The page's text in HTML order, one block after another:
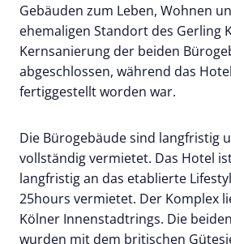
Gebäuden zum Leben, Wohnen
ehemaligen Standort des Gerling
Kernsanierung der beiden
abgeschlossen, während das
fertiggestellt worden war.
Die Bürogebäude sind langfristig
vollständig vermietet. Das Hotel
langfristig an das etablierte
25hours vermietet. Der Komplex
Kölner Innenstadtrings. Die
wurden mit dem britischen